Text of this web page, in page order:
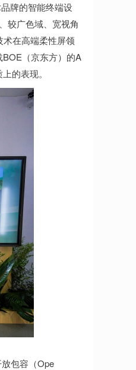
牌的智能终端设
较广色域、宽视角
在高端柔性屏领
（京东方）的A
的表现。
包容（Ope